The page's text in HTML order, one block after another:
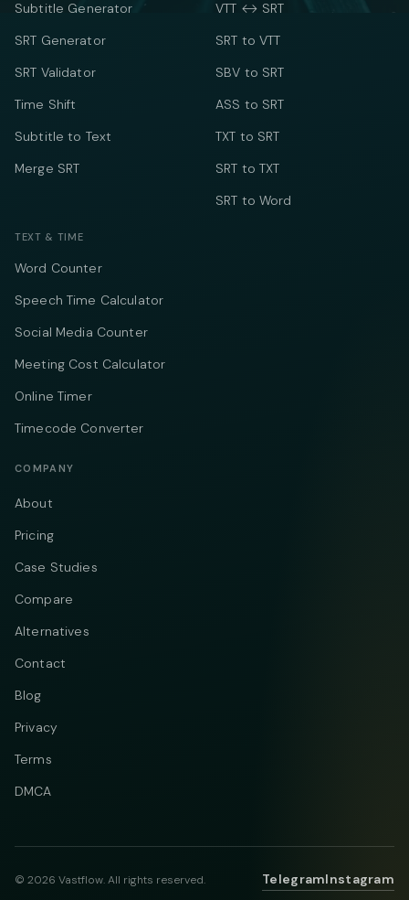
Subtitle Generator
SRT Generator
SRT Validator
Time Shift
Subtitle to Text
Merge SRT
VTT ↔ SRT
SRT to VTT
SBV to SRT
ASS to SRT
TXT to SRT
SRT to TXT
SRT to Word
TEXT & TIME
Word Counter
Speech Time Calculator
Social Media Counter
Meeting Cost Calculator
Online Timer
Timecode Converter
COMPANY
About
Pricing
Case Studies
Compare
Alternatives
Contact
Blog
Privacy
Terms
DMCA
© 2026 Vastflow. All rights reserved. TelegramInstagram